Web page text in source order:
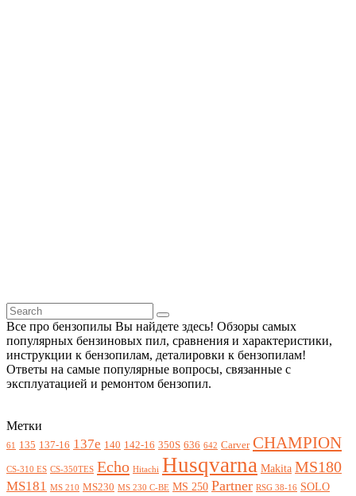
Все про бензопилы Вы найдете здесь! Обзоры самых
популярных бензиновых пил, сравнения и характеристики,
инструкции к бензопилам, деталировки к бензопилам!
Ответы на самые популярные вопросы, связанные с
эксплуатацией и ремонтом бензопил.
Метки
61 135 137-16 137e 140 142-16 350S 636 642 Carver CHAMPION
CS-310 ES CS-350TES Echo Hitachi Husqvarna Makita MS180
MS181 MS 210 MS230 MS 230 C-BE MS 250 Partner RSG 38-16 SOLO